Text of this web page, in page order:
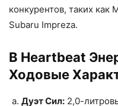
конкурентов, таких как
Subaru Impreza.
В Heartbeat
Ходовые
Дуэт Сил: 2,0-